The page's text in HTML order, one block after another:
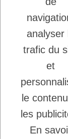
J'accepte
politique
analyser
trafic du
et
le
les
En